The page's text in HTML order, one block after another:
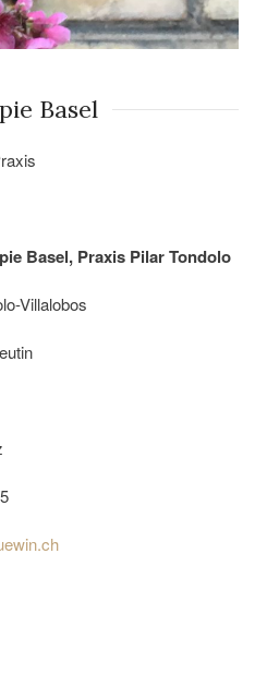
Basel
Basel, Praxis Pilar Tondolo
Villalobos